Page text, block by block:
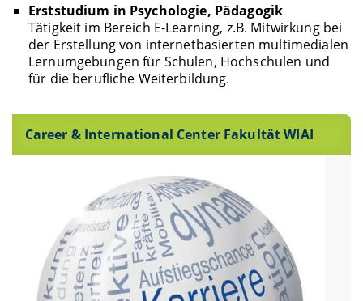
Erststudium in Psychologie, Pädagogik
Tätigkeit im Bereich E-Learning, z.B. Mitwirkung bei
der Erstellung von internetbasierten multimedialen
Lernumgebungen für Schulen, Hochschulen und
für die berufliche Weiterbildung.
Career & International Center Fakultät WIAI